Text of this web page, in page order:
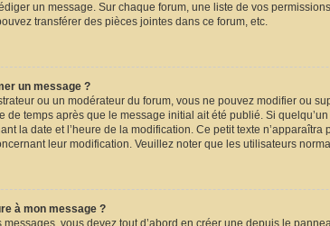
un message. Sur chaque forum, une liste de vos
transférer des pièces jointes dans ce forum, etc.
un message ?
ou un modérateur du forum, vous ne pouvez modifier ou
de temps après que le message initial ait été publié. Si
la date et l’heure de la modification. Ce petit texte
leur modification. Veuillez noter que les utilisateurs
à mon message ?
vous devez tout d’abord en créer une depuis le